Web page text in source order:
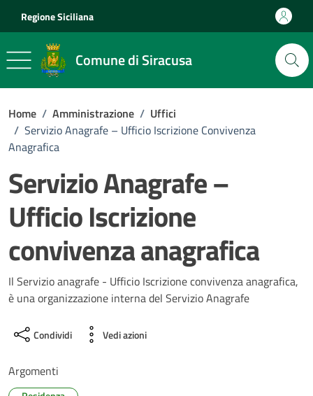
Regione Siciliana
Comune di Siracusa
Home / Amministrazione / Uffici
/ Servizio Anagrafe – Ufficio Iscrizione Convivenza
Anagrafica
Servizio Anagrafe –
Ufficio Iscrizione
convivenza anagrafica
Il Servizio anagrafe - Ufficio Iscrizione convivenza anagrafica,
è una organizzazione interna del Servizio Anagrafe
Condividi Vedi azioni
Argomenti